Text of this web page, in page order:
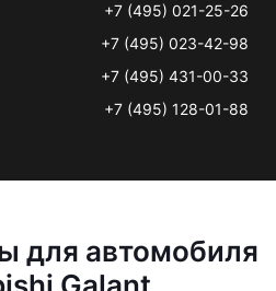
+7 (495) 021-25-26
+7 (495) 023-42-98
+7 (495) 431-00-33
+7 (495) 128-01-88
для автомобиля